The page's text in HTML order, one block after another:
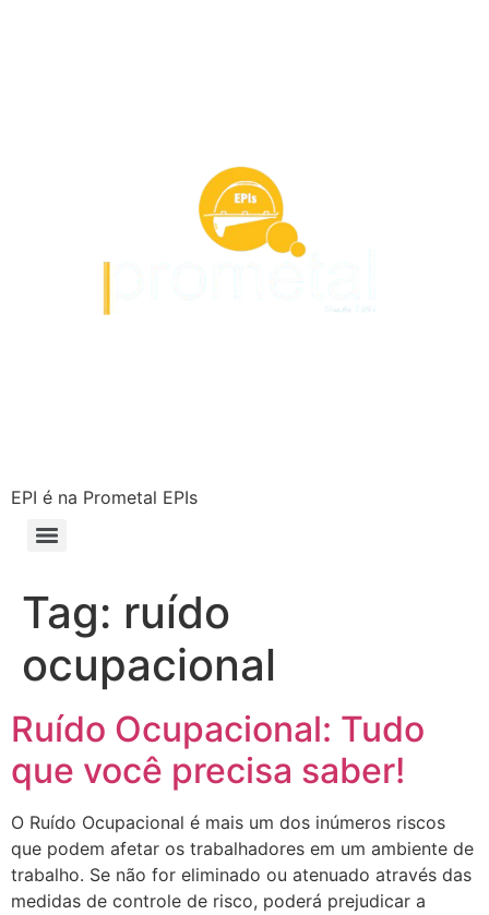
EPI é na Prometal EPIs
Tag: ruído
ocupacional
Ruído Ocupacional: Tudo
que você precisa saber!
O Ruído Ocupacional é mais um dos inúmeros riscos
que podem afetar os trabalhadores em um ambiente de
trabalho. Se não for eliminado ou atenuado através das
medidas de controle de risco, poderá prejudicar a